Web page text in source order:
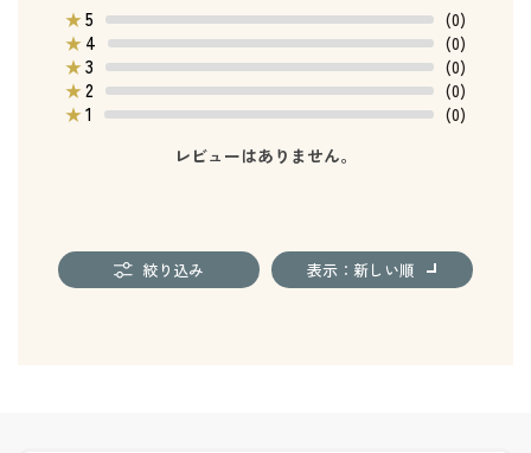
★5
(0)
★ 4
(0)
★3
(0)
★2
(0)
★1
(0)
レビューはありません。
絞り込み 表示：新しい順